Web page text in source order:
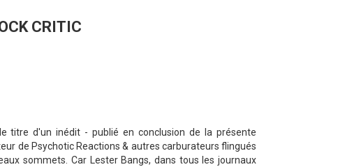
CRITIC
titre d'un inédit - publié en conclusion de la présente
de Psychotic Reactions & autres carburateurs flingués
sommets. Car Lester Bangs, dans tous les journaux